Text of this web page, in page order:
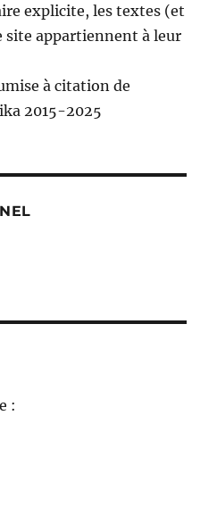
explicite, les textes (et
site appartiennent à leur
à citation de
2015-2025
: